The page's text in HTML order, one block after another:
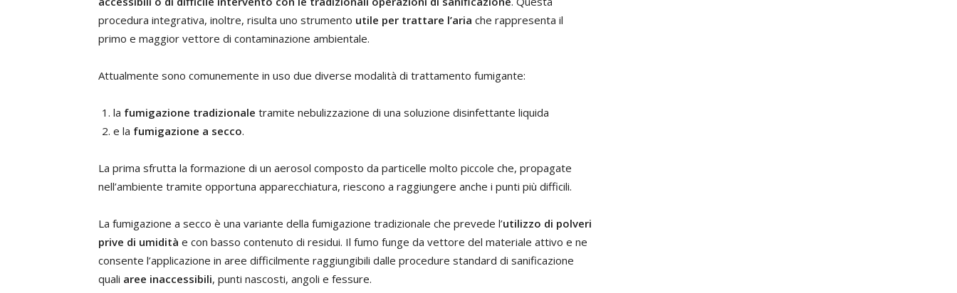
procedura integrativa, inoltre, risulta uno strumento utile per trattare l’aria che rappresenta il
primo e maggior vettore di contaminazione ambientale.
Attualmente sono comunemente in uso due diverse modalità di trattamento fumigante:
la fumigazione tradizionale tramite nebulizzazione di una soluzione disinfettante liquida
e la fumigazione a secco.
La prima sfrutta la formazione di un aerosol composto da particelle molto piccole che, propagate
nell’ambiente tramite opportuna apparecchiatura, riescono a raggiungere anche i punti più difficili.
La fumigazione a secco è una variante della fumigazione tradizionale che prevede l’utilizzo di polveri
prive di umidità e con basso contenuto di residui. Il fumo funge da vettore del materiale attivo e ne
consente l’applicazione in aree difficilmente raggiungibili dalle procedure standard di sanificazione
quali aree inaccessibili, punti nascosti, angoli e fessure.